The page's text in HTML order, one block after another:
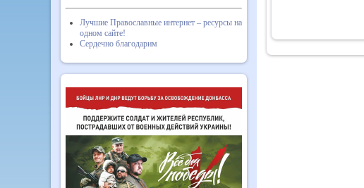
Лучшие Православные интернет – ресурсы на
одном сайте!
Сердечно благодарим